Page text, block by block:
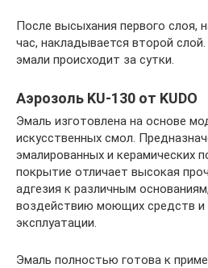
После высыхания первого слоя,
час, накладывается второй
эмали происходит за сутки.
Аэрозоль KU-130 от KUDO
Эмаль изготовлена на основе
искусственных смол.
эмалированных и керамических
покрытие отличает высокая
адгезия к различным
воздействию моющих средств и
эксплуатации.
Эмаль полностью готова к